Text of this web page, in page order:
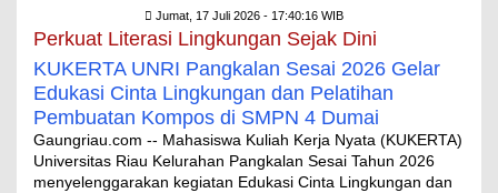
Jumat, 17 Juli 2026 - 17:40:16 WIB
Perkuat Literasi Lingkungan Sejak Dini
KUKERTA UNRI Pangkalan Sesai 2026 Gelar
Edukasi Cinta Lingkungan dan Pelatihan
Pembuatan Kompos di SMPN 4 Dumai
Gaungriau.com -- Mahasiswa Kuliah Kerja Nyata (KUKERTA)
Universitas Riau Kelurahan Pangkalan Sesai Tahun 2026
menyelenggarakan kegiatan Edukasi Cinta Lingkungan dan